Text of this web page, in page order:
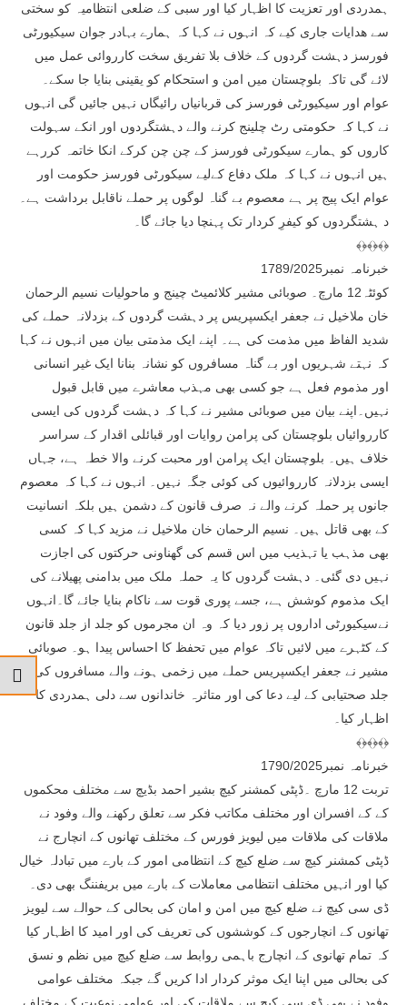
ہمدردی اور تعزیت کا اظہار کیا اور سبی کے ضلعی انتظامیہ کو سختی
سے ھدایات جاری کیے کہ انہوں نے کہا کہ ہمارے بہادر جوان سیکیورٹی
فورسز دہشت گردوں کے خلاف بلا تفریق سخت کارروائی عمل میں
لائے گی تاکہ بلوچستان میں امن و استحکام کو یقینی بنایا جا سکے۔
عوام اور سیکیورٹی فورسز کی قربانیاں رائیگاں نہیں جائیں گی انہوں
نے کہا کہ حکومتی رٹ چلینج کرنے والے دہشتگردوں اور انکے سہولت
کاروں کو ہمارے سیکورٹی فورسز کے چن چن کرکے انکا خاتمہ کررہے
ہیں انہوں نے کہا کہ ملک دفاع کےلیے سیکورٹی فورسز حکومت اور
عوام ایک پیج پر ہے معصوم بے گناہ لوگوں پر حملے ناقابل برداشت ہے۔
د ہشتگردوں کو کیفرِ کردار تک پہنچا دیا جائے گا۔
﴾﴿﴾﴿﴾﴿
خبرنامہ نمبر1789/2025
کوئٹہ12 مارچ۔ صوبائی مشیر کلائمیٹ چینج و ماحولیات نسیم الرحمان
خان ملاخیل نے جعفر ایکسپریس پر دہشت گردوں کے بزدلانہ حملے کی
شدید الفاظ میں مذمت کی ہے۔ اپنے ایک مذمتی بیان میں انہوں نے کہا
کہ نہتے شہریوں اور بے گناہ مسافروں کو نشانہ بنانا ایک غیر انسانی
اور مذموم فعل ہے جو کسی بھی مہذب معاشرے میں قابل قبول
نہیں۔اپنے بیان میں صوبائی مشیر نے کہا کہ دہشت گردوں کی ایسی
کارروائیاں بلوچستان کی پرامن روایات اور قبائلی اقدار کے سراسر
خلاف ہیں۔ بلوچستان ایک پرامن اور محبت کرنے والا خطہ ہے، جہاں
ایسی بزدلانہ کارروائیوں کی کوئی جگہ نہیں۔ انہوں نے کہا کہ معصوم
جانوں پر حملہ کرنے والے نہ صرف قانون کے دشمن ہیں بلکہ انسانیت
کے بھی قاتل ہیں۔ نسیم الرحمان خان ملاخیل نے مزید کہا کہ کسی
بھی مذہب یا تہذیب میں اس قسم کی گھناونی حرکتوں کی اجازت
نہیں دی گئی۔ دہشت گردوں کا یہ حملہ ملک میں بدامنی پھیلانے کی
ایک مذموم کوشش ہے، جسے پوری قوت سے ناکام بنایا جائے گا۔انہوں
نےسیکیورٹی اداروں پر زور دیا کہ وہ ان مجرموں کو جلد از جلد قانون
کے کٹہرے میں لائیں تاکہ عوام میں تحفظ کا احساس پیدا ہو۔ صوبائی
مشیر نے جعفر ایکسپریس حملے میں زخمی ہونے والے مسافروں کی
جلد صحتیابی کے لیے دعا کی اور متاثرہ خاندانوں سے دلی ہمدردی کا
اظہار کیا۔
﴾﴿﴾﴿﴾﴿
خبرنامہ نمبر1790/2025
تربت 12 مارچ ۔ڈپٹی کمشنر کیچ بشیر احمد بڈیچ سے مختلف محکموں
کے کے افسران اور مختلف مکاتب فکر سے تعلق رکھنے والے وفود نے
ملاقات کی ملاقات میں لیویز فورس کے مختلف تھانوں کے انچارج نے
ڈپٹی کمشنر کیچ سے ضلع کیچ کے انتظامی امور کے بارے میں تبادلہ خیال
کیا اور انہیں مختلف انتظامی معاملات کے بارے میں بریفننگ بھی دی۔
ڈی سی کیچ نے ضلع کیچ میں امن و امان کی بحالی کے حوالے سے لیویز
تھانوں کے انچارجوں کے کوششوں کی تعریف کی اور امید کا اظہار کیا
کہ تمام تھانوی کے انچارج باہمی روابط سے ضلع کیچ میں نظم و نسق
کی بحالی میں اپنا ایک موثر کردار ادا کریں گے جبکہ مختلف عوامی